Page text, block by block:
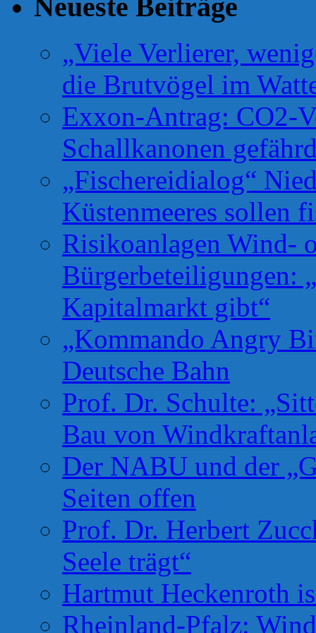
Neueste Beiträge
„Viele Verlierer,
die Brutvögel im
Exxon-Antrag: CO2-
Schallkanonen
„Fischereidialog“
Küstenmeeres sollen
Risikoanlagen Wind-
Bürgerbeteiligungen:
Kapitalmarkt gibt“
„Kommando Angry
Deutsche Bahn
Prof. Dr. Schulte:
Bau von
Der NABU und der
Seiten offen
Prof. Dr. Herbert
Seele trägt“
Hartmut Heckenroth
Rheinland-Pfalz: